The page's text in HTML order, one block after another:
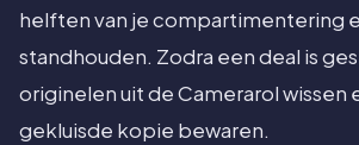
helften van je compartimentering
standhouden. Zodra een deal is
originelen uit de Camerarol wissen
gekluisde kopie bewaren.